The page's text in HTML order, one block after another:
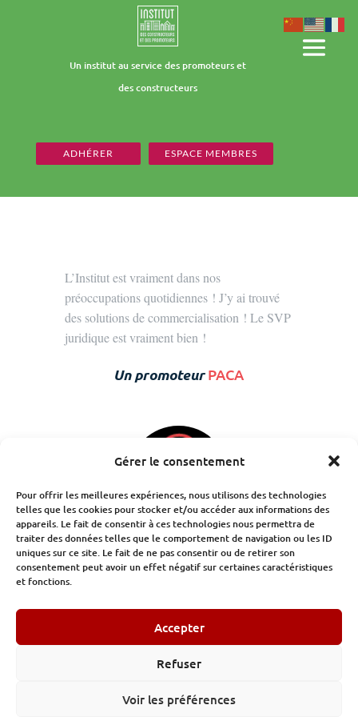
Gérer le consentement
Pour offrir les meilleures expériences, nous utilisons des technologies
telles que les cookies pour stocker et/ou accéder aux informations des
appareils. Le fait de consentir à ces technologies nous permettra de
traiter des données telles que le comportement de navigation ou les ID
uniques sur ce site. Le fait de ne pas consentir ou de retirer son
consentement peut avoir un effet négatif sur certaines caractéristiques
et fonctions.
Accepter
Refuser
Voir les préférences
Un institut au service des promoteurs et
des constructeurs
ADHÉRER ESPACE MEMBRES
L’Institut est vraiment dans nos
préoccupations quotidiennes ! J’y ai trouvé
des solutions de commercialisation ! Le SVP
juridique est vraiment bien !
Un promoteurPACA
© Institut des Constructeurs et des Promoteurs 32/34 avenue
Kléber Paris -Tel : 01.89.53.47.11
Politique de confidentialité